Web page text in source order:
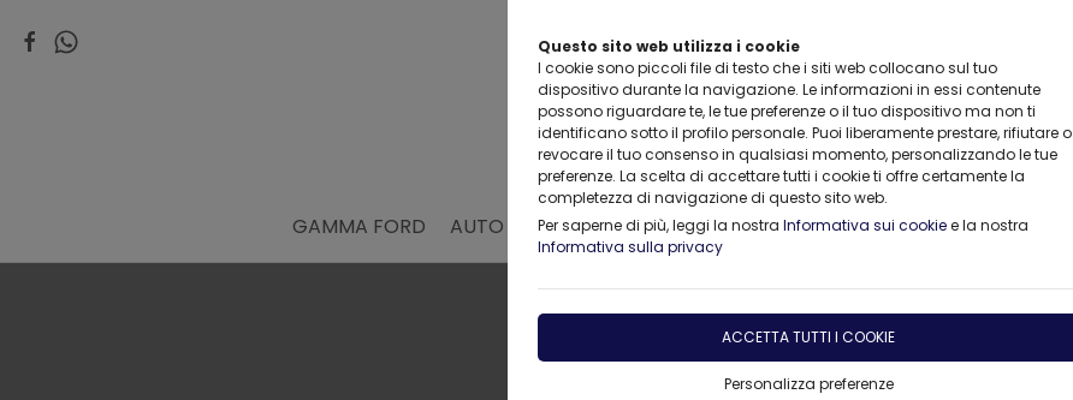
Questo sito web utilizza i cookie
I cookie sono piccoli file di testo che i siti web collocano sul tuo
dispositivo durante la navigazione. Le informazioni in essi contenute
possono riguardare te, le tue preferenze o il tuo dispositivo ma non ti
identificano sotto il profilo personale. Puoi liberamente prestare, rifiutare o
revocare il tuo consenso in qualsiasi momento, personalizzando le tue
preferenze. La scelta di accettare tutti i cookie ti offre certamente la
completezza di navigazione di questo sito web.
Per saperne di più, leggi la nostra Informativa sui cookiee la nostra
Informativa sulla privacy
ACCETTA TUTTI I COOKIE
Personalizza preferenze
GAMMA FORD AUTO AZIENDALI & KM0 AUTO USATE PROMOZIONI DEL MESE